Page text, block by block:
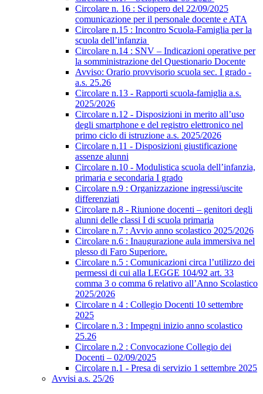
Circolare n. 16 : Sciopero del 22/09/2025
comunicazione per il personale docente e ATA
Circolare n.15 : Incontro Scuola-Famiglia per la
scuola dell’infanzia
Circolare n.14 : SNV – Indicazioni operative per
la somministrazione del Questionario Docente
Avviso: Orario provvisorio scuola sec. I grado -
a.s. 25.26
Circolare n.13 - Rapporti scuola-famiglia a.s.
2025/2026
Circolare n.12 - Disposizioni in merito all’uso
degli smartphone e del registro elettronico nel
primo ciclo di istruzione a.s. 2025/2026
Circolare n.11 - Disposizioni giustificazione
assenze alunni
Circolare n.10 - Modulistica scuola dell’infanzia,
primaria e secondaria I grado
Circolare n.9 : Organizzazione ingressi/uscite
differenziati
Circolare n.8 - Riunione docenti – genitori degli
alunni delle classi I di scuola primaria
Circolare n.7 : Avvio anno scolastico 2025/2026
Circolare n.6 : Inaugurazione aula immersiva nel
plesso di Faro Superiore.
Circolare n.5 : Comunicazioni circa l’utilizzo dei
permessi di cui alla LEGGE 104/92 art. 33
comma 3 o comma 6 relativo all’Anno Scolastico
2025/2026
Circolare n 4 : Collegio Docenti 10 settembre
2025
Circolare n.3 : Impegni inizio anno scolastico
25.26
Circolare n.2 : Convocazione Collegio dei
Docenti – 02/09/2025
Circolare n.1 - Presa di servizio 1 settembre 2025
Avvisi a.s. 25/26